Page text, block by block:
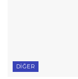
DIĞER